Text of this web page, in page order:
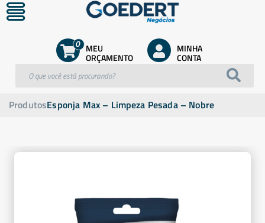
MEU
ORÇAMENTO
0 MINHA
CONTA
ProdutosEsponja Max – Limpeza Pesada – Nobre